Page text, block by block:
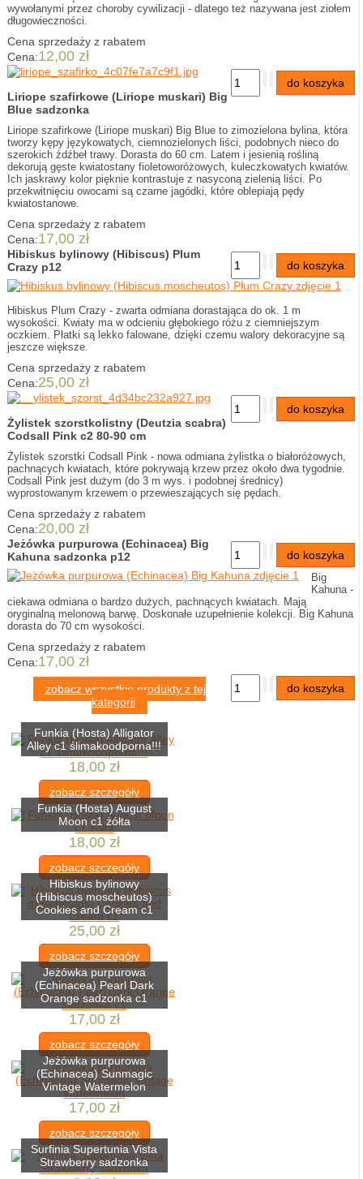
wywołanymi przez choroby cywilizacji - dlatego też nazywana jest ziołem
długowieczności.
Cena sprzedaży z rabatem
Cena:12,00 zł
Liriope szafirkowe (Liriope muskari) Big
Blue sadzonka
Liriope szafirkowe (Liriope muskari) Big Blue to zimozielona bylina, która
tworzy kępy językowatych, ciemnozielonych liści, podobnych nieco do
szerokich źdźbeł trawy. Dorasta do 60 cm. Latem i jesienią rośliną
dekorują gęste kwiatostany fioletoworóżowych, kuleczkowatych kwiatów.
Ich jaskrawy kolor pięknie kontrastuje z nasyconą zielenią liści. Po
przekwitnięciu owocami są czarne jagódki, które oblepiają pędy
kwiatostanowe.
Cena sprzedaży z rabatem
Cena:17,00 zł
Hibiskus bylinowy (Hibiscus) Plum
Crazy p12
Hibiskus Plum Crazy - zwarta odmiana dorastająca do ok. 1 m
wysokości. Kwiaty ma w odcieniu głębokiego różu z ciemniejszym
oczkiem. Płatki są lekko falowane, dzięki czemu walory dekoracyjne są
jeszcze większe.
Cena sprzedaży z rabatem
Cena:25,00 zł
Żylistek szorstkolistny (Deutzia scabra)
Codsall Pink c2 80-90 cm
Żylistek szorstki Codsall Pink - nowa odmiana żylistka o białoróżowych,
pachnących kwiatach, które pokrywają krzew przez około dwa tygodnie.
Codsall Pink jest dużym (do 3 m wys. i podobnej średnicy)
wyprostowanym krzewem o przewieszających się pędach.
Cena sprzedaży z rabatem
Cena:20,00 zł
Jeżówka purpurowa (Echinacea) Big
Kahuna sadzonka p12
Big
Kahuna -
ciekawa odmiana o bardzo dużych, pachnących kwiatach. Mają
oryginalną melonową barwę. Doskonałe uzupełnienie kolekcji. Big Kahuna
dorasta do 70 cm wysokości.
Cena sprzedaży z rabatem
Cena:17,00 zł
zobacz wszystkie produkty z tej
kategorii
Funkia (Hosta) Alligator
Alley c1 ślimakoodporna!!!
18,00 zł
zobacz szczegóły
Funkia (Hosta) August
Moon c1 żółta
18,00 zł
zobacz szczegóły
Hibiskus bylinowy
(Hibiscus moscheutos)
Cookies and Cream c1
25,00 zł
zobacz szczegóły
Jeżówka purpurowa
(Echinacea) Pearl Dark
Orange sadzonka c1
17,00 zł
zobacz szczegóły
Jeżówka purpurowa
(Echinacea) Sunmagic
Vintage Watermelon
17,00 zł
zobacz szczegóły
Surfinia Supertunia Vista
Strawberry sadzonka